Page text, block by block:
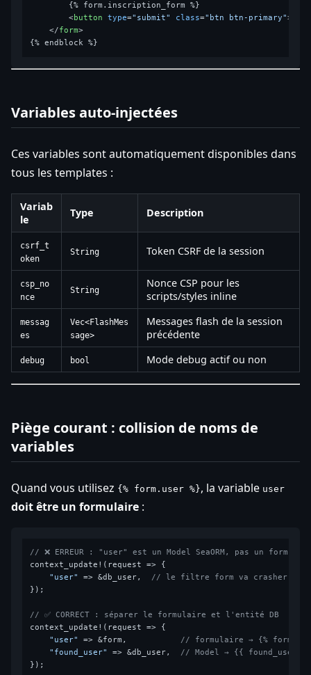
        {% form.inscription_form %}
<button type="submit" class="btn btn-primary">
</form>
Variables auto-injectées
Ces variables sont automatiquement disponibles dans
tous les templates :
Variab
le
Type Description
csrf_t
oken
String Token CSRF de la session
csp_no
nce
String
Nonce CSP pour les
scripts/styles inline
messag
es
Vec<FlashMes
sage>
Messages flash de la session
précédente
debug bool Mode debug actif ou non
Piège courant : collision de noms de
variables
Quand vous utilisez {% form.user %}, la variable user
doit être un formulaire :
// ❌ ERREUR : "user" est un Model SeaORM, pas un
context_update!(request => {
"user"
=> &db_user, // le filtre form va crasher !
});
// ✅ CORRECT : séparer le formulaire et l'entité DB
context_update!(request => {
"user"
=> &form, // formulaire → {%
"found_user"
=> &db_user, // Model → {{